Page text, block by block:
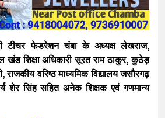
टीचर फेडरेशन चंबा के अध्यक्ष लेखराज,
खंड शिक्षा अधिकारी सूरत राम ठाकुर, कुठेड़
राजकीय वरिष्ठ माध्यमिक विद्यालय जसौरगढ़
शेर सिंह सहित अनेक शिक्षक एवं गणमान्य